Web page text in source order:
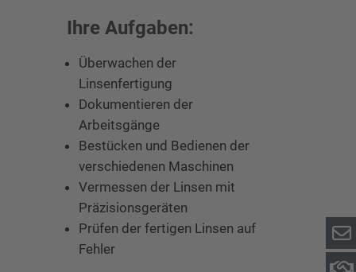
Ihre Aufgaben:
Überwachen der
Linsenfertigung
Dokumentieren der
Arbeitsgänge
Bestücken und Bedienen der
verschiedenen Maschinen
Vermessen der Linsen mit
Präzisionsgeräten
Prüfen der fertigen Linsen auf
Fehler